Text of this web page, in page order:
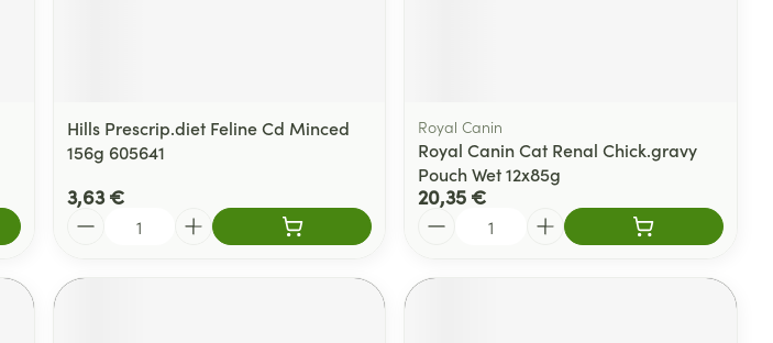
Hills Prescrip.diet Feline Cd Minced
156g 605641
3,63 €
Royal Canin
Royal Canin Cat Renal Chick.gravy
Pouch Wet 12x85g
20,35 €